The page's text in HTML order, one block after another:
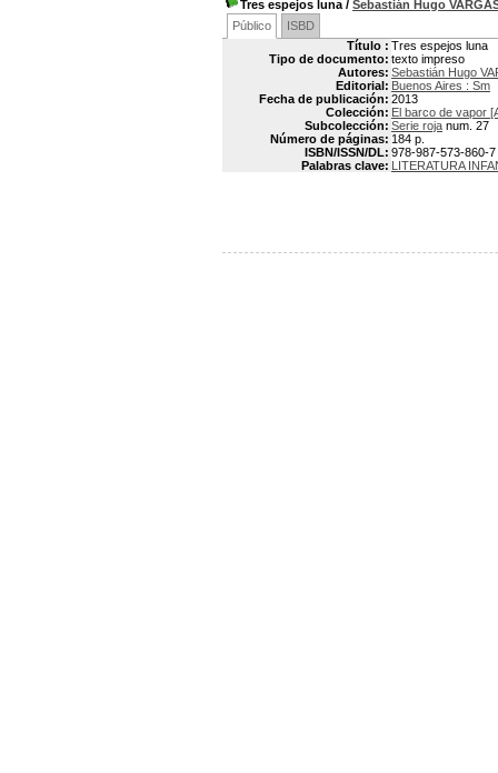
Tres espejos luna / Sebastián Hugo
Público
ISBD
Título : Tres espejos luna
Tipo de documento: texto impreso
Autores: Sebastián Hugo
Editorial: Buenos Aires : Sm
Fecha de publicación: 2013
Colección: El barco de vapor
Subcolección: Serie roja num. 27
Número de páginas: 184 p.
ISBN/ISSN/DL: 978-987-573-860-7
Palabras clave: LITERATURA